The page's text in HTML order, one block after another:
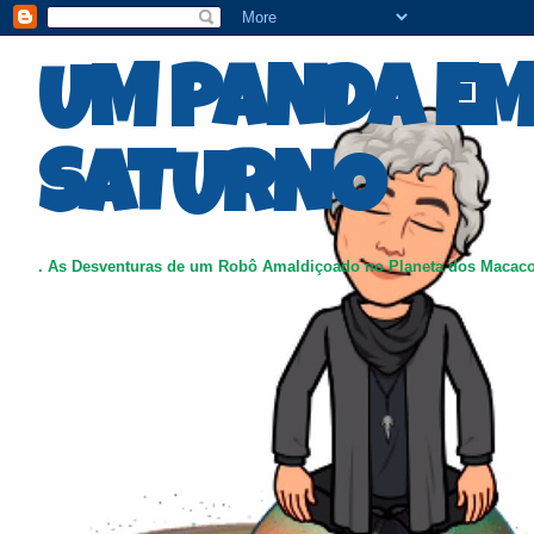
UM PANDA
SATURNO
. As Desventuras de um Robô Amaldiçoado no Planeta dos